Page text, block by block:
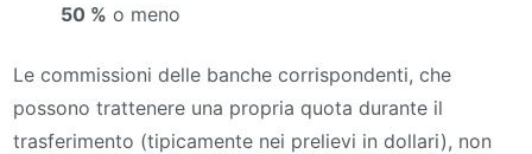
50 % o meno
Le commissioni delle banche corrispondenti, che
possono trattenere una propria quota durante il
trasferimento (tipicamente nei prelievi in dollari), non